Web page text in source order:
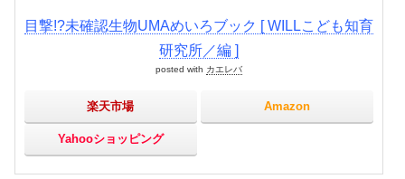
目撃!?未確認生物UMAめいろブック [ WILLこども知育
研究所／編 ]
posted with カエレバ
楽天市場 Amazon
Yahooショッピング